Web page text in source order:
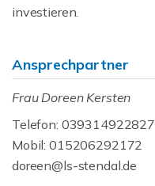
investieren.
Ansprechpartner
Frau Doreen Kersten
Telefon: 039314922827
Mobil: 015206292172
doreen@ls-stendal.de